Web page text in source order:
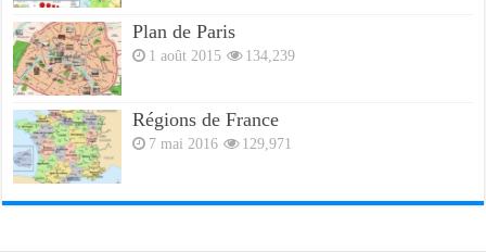
Plan de Paris
1 août 2015 134,239
Régions de France
7 mai 2016 129,971